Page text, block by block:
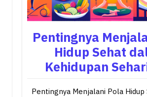
Pentingnya
Hidup Sehat
Kehidupan
Pentingnya Menjalani Pola Hidup